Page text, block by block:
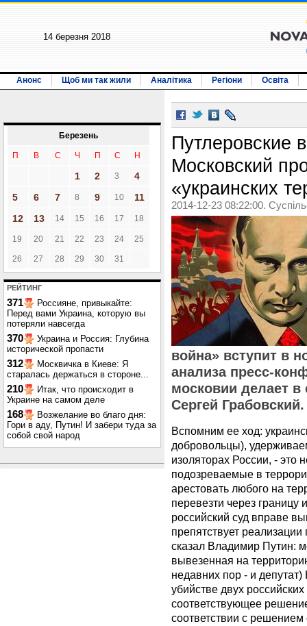
14 березня 2018
Анонс Щоб ми так жили Аналітика Регіони Освіта
Березень
П В С Ч П С Н
1 2 3
4
5
6 7 8 9 10
11
12
13 14 15 16 17 18
19 20 21 22 23 24 25
26 27 28 29 30 31
РЕЙТИНГ
371
Россияне, привыкайте:
Перед вами Украина, которую вы
потеряли навсегда
370
Украина и Россия: Глубина
исторической пропасти
312
Москвичка в Киеве: Я
старалась держаться в стороне...
210
Итак, что происходит в
Украине на самом деле
168
Возжелание во благо дня:
Гори в аду, Путин! И забери туда за
собой свой народ
Путлеровские
Московский
«украинских
2014-12-23 08:22:00.
война» вступит в
анализа пресс-
московии делает в
Сергей Грабовский.
Вспомним ее ход:
добровольцы),
изоляторах России, - это
подозреваемые в
арестовать любого на
перевезти через границу
российский суд вправе
препятствует
сказал Владимир Путин:
вывезенная на
недавних пор - и
убийстве двух
соответствующее
соответствии с решением